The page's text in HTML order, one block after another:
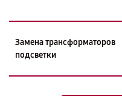
Замена трансформаторов
подсветки